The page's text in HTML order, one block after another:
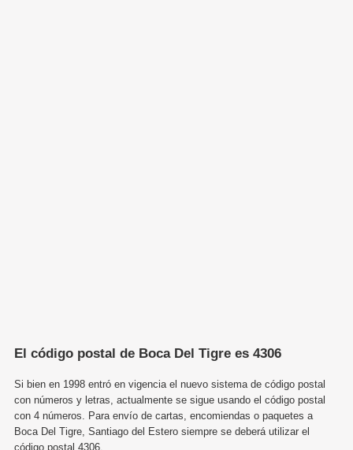
El código postal de Boca Del Tigre es 4306
Si bien en 1998 entró en vigencia el nuevo sistema de código postal
con números y letras, actualmente se sigue usando el código postal
con 4 números. Para envío de cartas, encomiendas o paquetes a
Boca Del Tigre, Santiago del Estero siempre se deberá utilizar el
código postal 4306.